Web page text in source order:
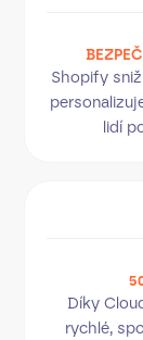
Shopify
lidí
Díky
rychlé,